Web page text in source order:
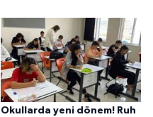
Okullarda yeni dönem! Ruh